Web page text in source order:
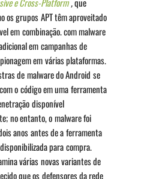
os grupos APT têm aproveitado
em combinação. com malware
em campanhas de
em várias plataformas.
de malware do Android se
o código em uma ferramenta
disponível
no entanto, o malware foi
anos antes de a ferramenta
para compra.
várias novas variantes de
que os defensores da rede